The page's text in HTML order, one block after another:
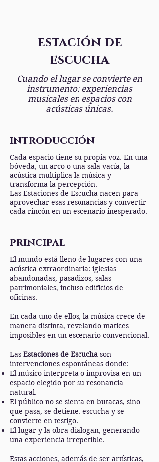
estaciónde
escucha
Cuando el lugar se convierte en
instrumento: experiencias
musicales en espacios con
acústicas únicas.
introducción
Cada espacio tiene su propia voz. En una
bóveda, un arco o una sala vacía, la
acústica multiplica la música y
transforma la percepción.
Las Estaciones de Escucha nacen para
aprovechar esas resonancias y convertir
cada rincón en un escenario inesperado.
principal
El mundo está lleno de lugares con una
acústica extraordinaria: iglesias
abandonadas, pasadizos, salas
patrimoniales, incluso edificios de
oficinas.
En cada uno de ellos, la música crece de
manera distinta, revelando matices
imposibles en un escenario convencional.
Las Estaciones de Escucha son
intervenciones espontáneas donde:
El músico interpreta o improvisa en un
espacio elegido por su resonancia
natural.
El público no se sienta en butacas, sino
que pasa, se detiene, escucha y se
convierte en testigo.
El lugar y la obra dialogan, generando
una experiencia irrepetible.
Estas acciones, además de ser artísticas,